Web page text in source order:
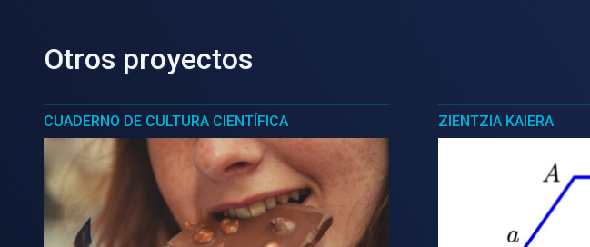
Otros proyectos
CUADERNO DE CULTURA CIENTÍFICA ZIENTZIA KAIERA